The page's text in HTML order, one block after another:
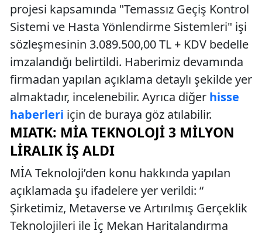
projesi kapsamında "Temassız Geçiş Kontrol
Sistemi ve Hasta Yönlendirme Sistemleri" işi
sözleşmesinin 3.089.500,00 TL + KDV bedelle
imzalandığı belirtildi. Haberimiz devamında
firmadan yapılan açıklama detaylı şekilde yer
almaktadır, incelenebilir. Ayrıca diğer hisse
haberleri için de buraya göz atılabilir.
MIATK: MİA TEKNOLOJI 3 MILYON
LIRALIK İŞ ALDI
MİA Teknoloji’den konu hakkında yapılan
açıklamada şu ifadelere yer verildi: “
Şirketimiz, Metaverse ve Artırılmış Gerçeklik
Teknolojileri ile İç Mekan Haritalandırma